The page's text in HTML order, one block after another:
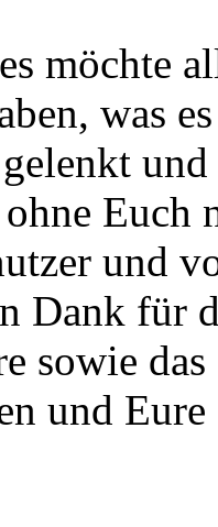
möchte
was
und
Dank für
sowie
und